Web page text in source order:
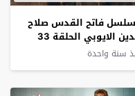
فاتح القدس صلاح
الدين الايوبي الحلقة 33
سنة واحدة